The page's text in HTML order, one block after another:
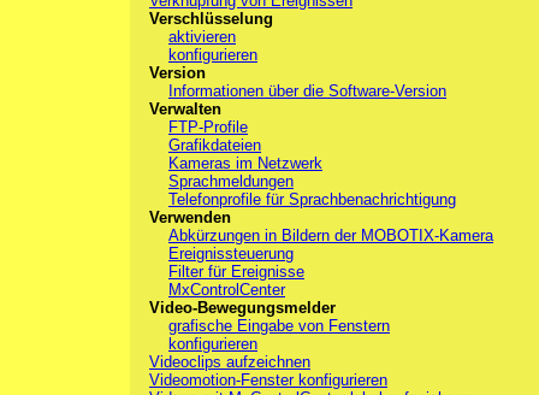
Verschlüsselung
aktivieren
konfigurieren
Version
Informationen über die Software-Version
Verwalten
FTP-Profile
Grafikdateien
Kameras im Netzwerk
Sprachmeldungen
Telefonprofile für Sprachbenachrichtigung
Verwenden
Abkürzungen in Bildern der MOBOTIX-Kamera
Ereignissteuerung
Filter für Ereignisse
MxControlCenter
Video-Bewegungsmelder
grafische Eingabe von Fenstern
konfigurieren
Videoclips aufzeichnen
Videomotion-Fenster konfigurieren